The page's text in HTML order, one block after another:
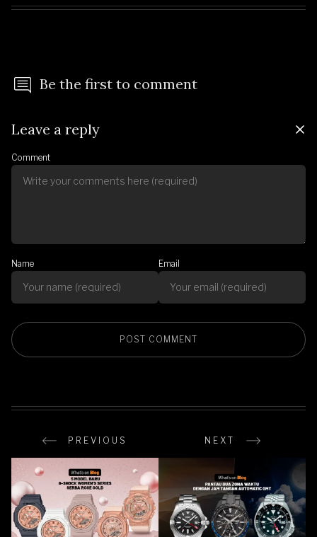
Be the first to comment
Leave a reply
Comment
Name Email
PREVIOUS NEXT